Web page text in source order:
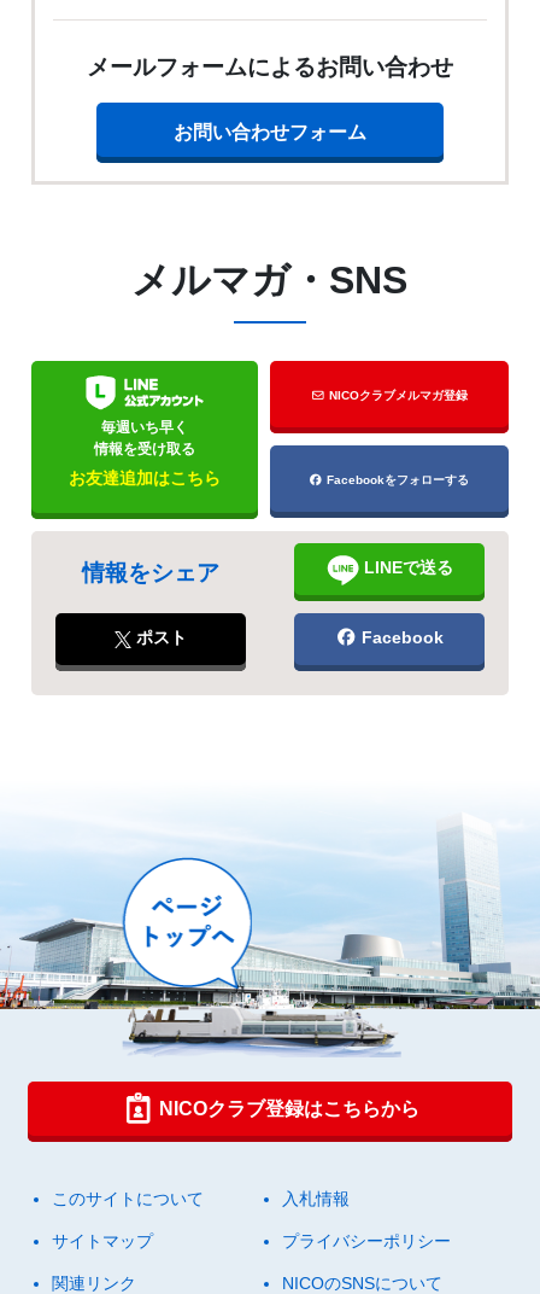
メールフォームによるお問い合わせ
お問い合わせフォーム
メルマガ・SNS
毎週いち早く
情報を受け取る
お友達追加はこちら
NICOクラブメルマガ登録
Facebookをフォローする
情報をシェア LINEで送る
ポスト Facebook
NICOクラブ登録はこちらから
このサイトについて 入札情報
サイトマップ プライバシーポリシー
関連リンク NICOのSNSについて